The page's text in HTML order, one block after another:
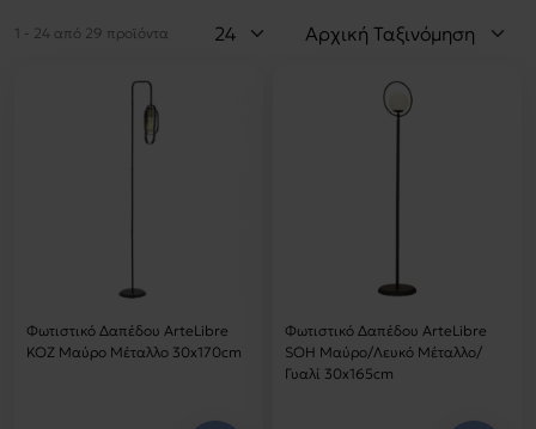
1 - 24 από 29 προϊόντα
Φωτιστικό Δαπέδου ArteLibre
KOZ Μαύρο Μέταλλο 30x170cm
Φωτιστικό Δαπέδου ArteLibre
SOH Μαύρο/Λευκό Μέταλλο/
Γυαλί 30x165cm